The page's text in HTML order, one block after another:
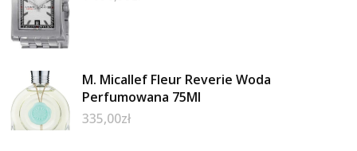
M. Micallef Fleur Reverie Woda
Perfumowana 75Ml
335,00zł